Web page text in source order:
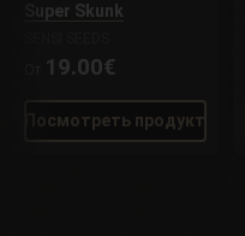
Super Skunk
19.00€
Посмотреть продукт